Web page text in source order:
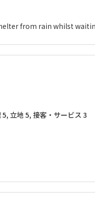
from rain whilst
立地 5, 接客・サービス 3